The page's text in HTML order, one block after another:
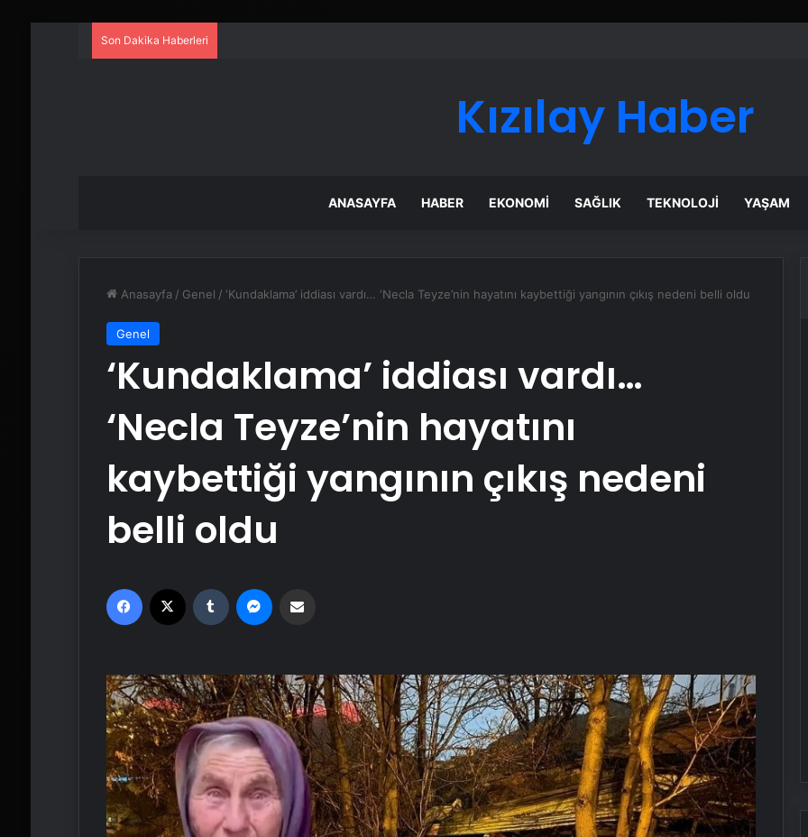
Son Dakika Haberleri
Kızılay Haber
ANASAYFA HABER EKONOMI SAĞLIK TEKNOLOJI YAŞAM
Anasayfa / Genel / ‘Kundaklama’ iddiası vardı… ‘Necla Teyze’nin hayatını kaybettiği yangının çıkış nedeni belli oldu
Genel
‘Kundaklama’ iddiası vardı…
‘Necla Teyze’nin hayatını
kaybettiği yangının çıkış nedeni
belli oldu
Facebook Tumblr